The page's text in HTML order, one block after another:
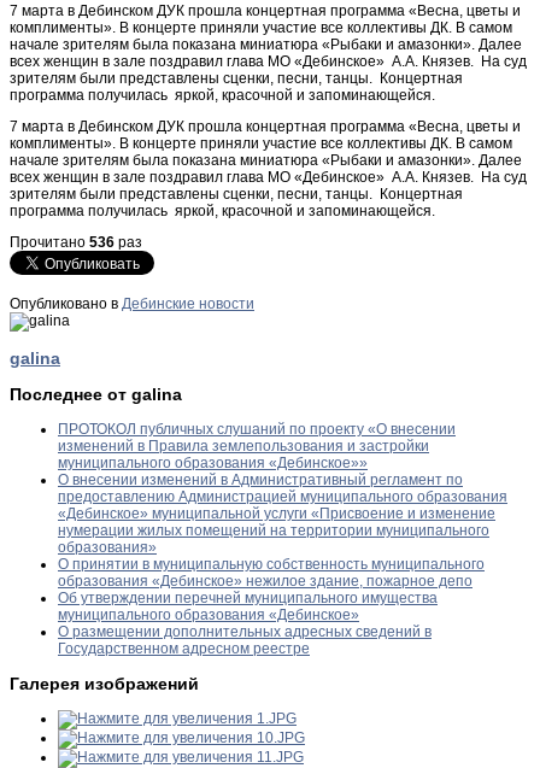
7 марта в Дебинском ДУК прошла концертная программа «Весна, цветы и
комплименты». В концерте приняли участие все коллективы ДК. В самом
начале зрителям была показана миниатюра «Рыбаки и амазонки». Далее
всех женщин в зале поздравил глава МО «Дебинское» А.А. Князев. На суд
зрителям были представлены сценки, песни, танцы. Концертная
программа получилась яркой, красочной и запоминающейся.
7 марта в Дебинском ДУК прошла концертная программа «Весна, цветы и
комплименты». В концерте приняли участие все коллективы ДК. В самом
начале зрителям была показана миниатюра «Рыбаки и амазонки». Далее
всех женщин в зале поздравил глава МО «Дебинское» А.А. Князев. На суд
зрителям были представлены сценки, песни, танцы. Концертная
программа получилась яркой, красочной и запоминающейся.
Прочитано 536 раз
Опубликовано в Дебинские новости
galina
Последнее от galina
ПРОТОКОЛ публичных слушаний по проекту «О внесении
изменений в Правила землепользования и застройки
муниципального образования «Дебинское»»
О внесении изменений в Административный регламент по
предоставлению Администрацией муниципального образования
«Дебинское» муниципальной услуги «Присвоение и изменение
нумерации жилых помещений на территории муниципального
образования»
О принятии в муниципальную собственность муниципального
образования «Дебинское» нежилое здание, пожарное депо
Об утверждении перечней муниципального имущества
муниципального образования «Дебинское»
О размещении дополнительных адресных сведений в
Государственном адресном реестре
Галерея изображений